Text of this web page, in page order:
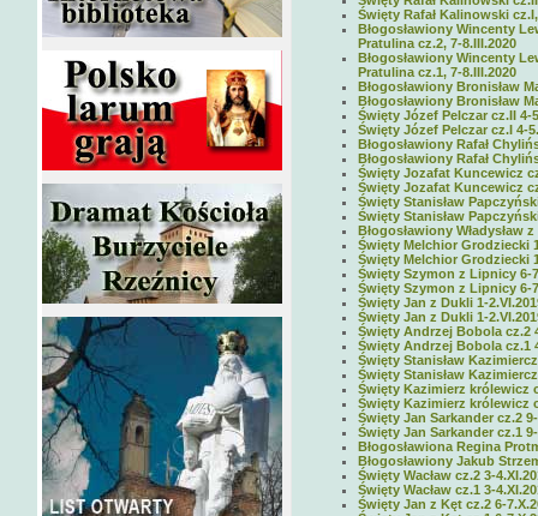
Święty Rafał Kalinowski cz.I,
Błogosławiony Wincenty
Pratulina cz.2, 7-8.III.2020
Błogosławiony Wincenty
Pratulina cz.1, 7-8.III.2020
Błogosławiony Bronisław
Błogosławiony Bronisław
Święty Józef Pelczar cz.II 4-
Święty Józef Pelczar cz.I 4-
Błogosławiony Rafał
Błogosławiony Rafał
Święty Jozafat Kuncewicz
Święty Jozafat Kuncewicz
Święty Stanisław
Święty Stanisław
Błogosławiony Władysław
Święty Melchior Grodziecki
Święty Melchior Grodziecki
Święty Szymon z Lipnicy 6-
Święty Szymon z Lipnicy 6-
Święty Jan z Dukli 1-
Święty Jan z Dukli 1-
Święty Andrzej Bobola cz.2
Święty Andrzej Bobola cz.1
Święty Stanisław
Święty Stanisław
Święty Kazimierz królewicz
Święty Kazimierz królewicz
Święty Jan Sarkander cz.2
Święty Jan Sarkander cz.1
Błogosławiona Regina
Błogosławiony Jakub
Święty Wacław cz.2 3-
Święty Wacław cz.1 3-
Święty Jan z Kęt cz.2 6-